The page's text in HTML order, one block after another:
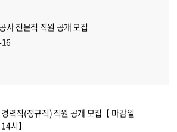
사 전문직 직원 공개 모집
력직(정규직) 직원 공개 모집【 마감일
시】